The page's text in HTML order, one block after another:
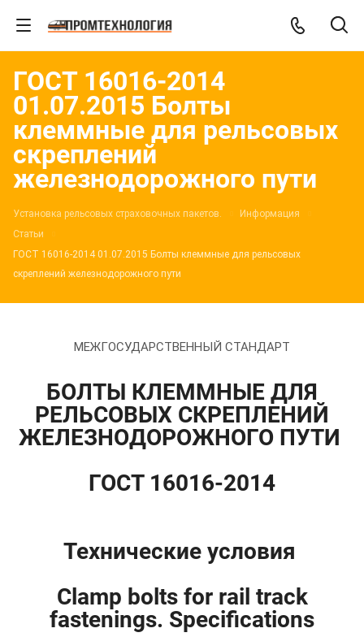
ГОСТ 16016-2014
01.07.2015 Болты
клеммные для рельсовых
скреплений
железнодорожного пути
Установка рельсовых страховочных пакетов.
Информация
Статьи
ГОСТ 16016-2014 01.07.2015 Болты клеммные для рельсовых
скреплений железнодорожного пути
МЕЖГОСУДАРСТВЕННЫЙ СТАНДАРТ
БОЛТЫ КЛЕММНЫЕ ДЛЯ
РЕЛЬСОВЫХ СКРЕПЛЕНИЙ
ЖЕЛЕЗНОДОРОЖНОГО ПУТИ
ГОСТ 16016-2014
Технические условия
Clamp bolts for rail track
fastenings. Specifications